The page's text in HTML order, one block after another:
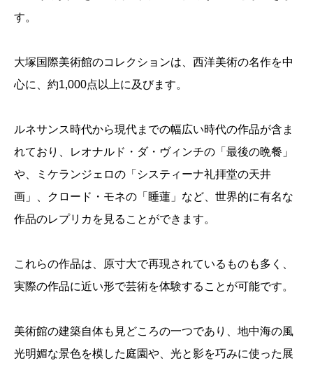
す。
大塚国際美術館のコレクションは、西洋美術の名作を中
心に、約1,000点以上に及びます。
ルネサンス時代から現代までの幅広い時代の作品が含ま
れており、レオナルド・ダ・ヴィンチの「最後の晩餐」
や、ミケランジェロの「システィーナ礼拝堂の天井
画」、クロード・モネの「睡蓮」など、世界的に有名な
作品のレプリカを見ることができます。
これらの作品は、原寸大で再現されているものも多く、
実際の作品に近い形で芸術を体験することが可能です。
美術館の建築自体も見どころの一つであり、地中海の風
光明媚な景色を模した庭園や、光と影を巧みに使った展